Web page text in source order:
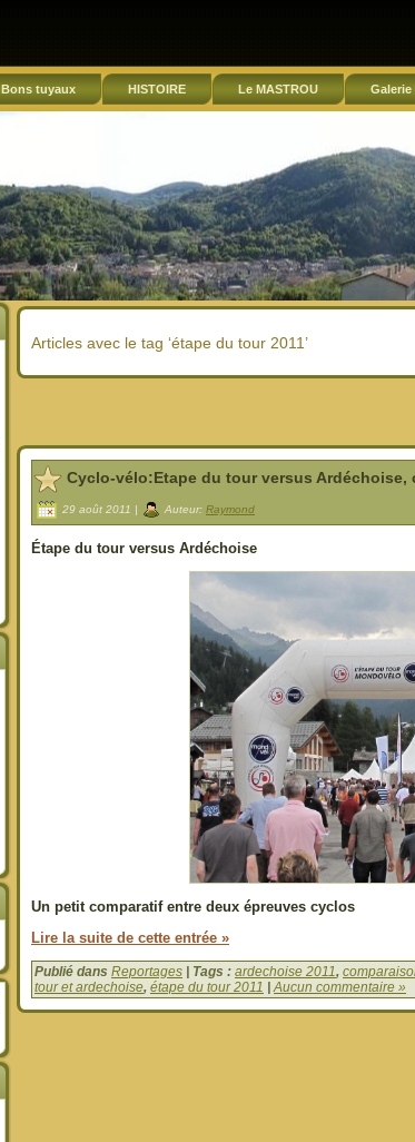
Bons tuyaux HISTOIRE Le MASTROU Galerie
Articles avec le tag ‘étape du tour 2011’
Cyclo-vélo:Etape du tour versus Ardéchoise,
29 août 2011 | Auteur: Raymond
Étape du tour versus Ardéchoise
Un petit comparatif entre deux épreuves cyclos
Lire la suite de cette entrée »
Publié dans Reportages | Tags : ardechoise 2011,
tour et ardechoise, étape du tour 2011 |Aucun commentaire »